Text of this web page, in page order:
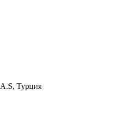
Турция